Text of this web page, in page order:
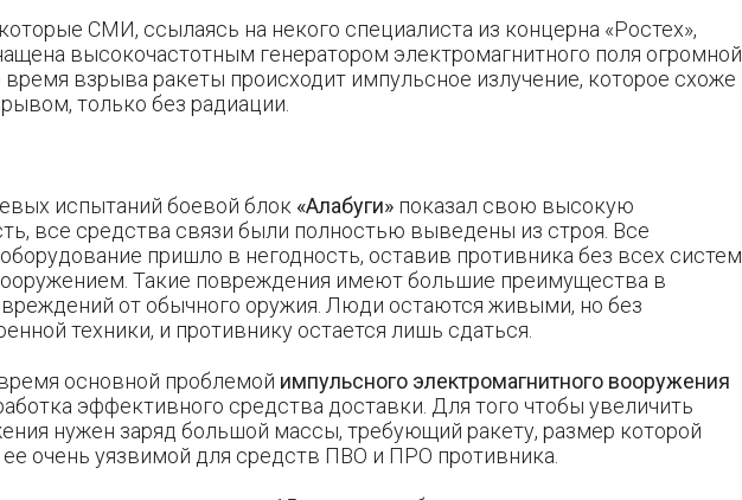
СМИ, ссылаясь на некого специалиста из концерна «Ростех»,
высокочастотным генератором электромагнитного поля огромной
взрыва ракеты происходит импульсное излучение, которое схоже
только без радиации.
испытаний боевой блок «Алабуги» показал свою высокую
все средства связи были полностью выведены из строя. Все
пришло в негодность, оставив противника без всех систем
Такие повреждения имеют большие преимущества в
от обычного оружия. Люди остаются живыми, но без
техники, и противнику остается лишь сдаться.
основной проблемой импульсного электромагнитного вооружения
эффективного средства доставки. Для того чтобы увеличить
нужен заряд большой массы, требующий ракету, размер которой
очень уязвимой для средств ПВО и ПРО противника.